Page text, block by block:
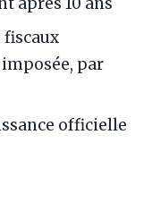
fiscaux
par
officielle